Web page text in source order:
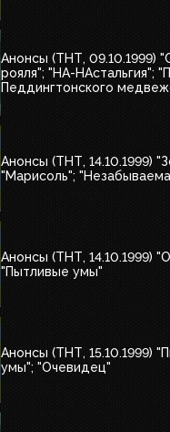
Анонсы (ТНТ, 09.10.1999)
рояля"; "НА-НАстальгия";
Педдингтонского
Анонсы (ТНТ, 14.10.1999)
"Марисоль";
Анонсы (ТНТ, 14.10.1999)
"Пытливые умы"
Анонсы (ТНТ, 15.10.1999)
умы"; "Очевидец"